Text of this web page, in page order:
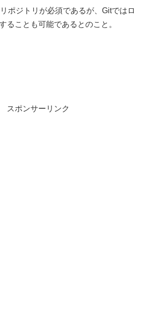
ポジトリが必須であるが、Gitではロ
ることも可能であるとのこと。
スポンサーリンク